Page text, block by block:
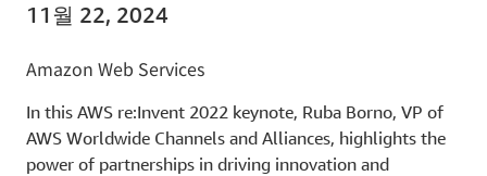
11월 22, 2024
Amazon Web Services
In this AWS re:Invent 2022 keynote, Ruba Borno, VP of
AWS Worldwide Channels and Alliances, highlights the
power of partnerships in driving innovation and